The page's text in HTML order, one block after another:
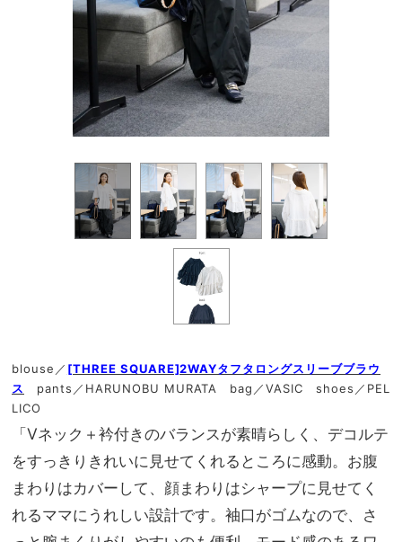
blouse／ [THREE SQUARE]2WAYタフタロングスリーブブラウ
ス
pants／HARUNOBU MURATA bag／VASIC shoes／PEL
LICO
「Vネック＋衿付きのバランスが素晴らしく、デコルテ
をすっきりきれいに見せてくれるところに感動。お腹
まわりはカバーして、顔まわりはシャープに見せてく
れるママにうれしい設計です。袖口がゴムなので、さ